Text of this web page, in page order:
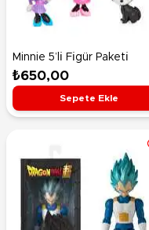
Minnie 5’li̇ Fi̇gür Paketi̇
₺650,00
Sepete Ekle